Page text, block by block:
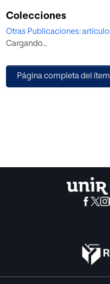
junio de 1977, mes en que se
elecciones democráticas en
analiza la perspectiva crítica
consecuencias que la propia
Colecciones
Otras Publicaciones:
Cargando...
Página completa del ítem